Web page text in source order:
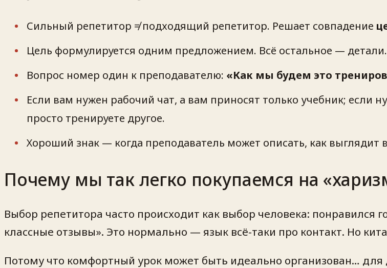
Сильный репетитор ≠ подходящий репетитор. Решает совпадение
Цель формулируется одним предложением. Всё остальное — детали.
Вопрос номер один к преподавателю: «Как мы будем это
Если вам нужен рабочий чат, а вам приносят только учебник;
просто тренируете другое.
Хороший знак — когда преподаватель может описать, как
Почему мы так легко покупаемся на
Выбор репетитора часто происходит как выбор человека: понравился
классные отзывы». Это нормально — язык всё-таки про контакт. Но
Потому что комфортный урок может быть идеально организован… для